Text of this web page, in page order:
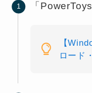
「
【
ロード